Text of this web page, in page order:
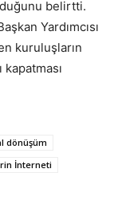
belirtti.
Yardımcısı
kuruluşların
kapatması
dönüşüm
İnterneti